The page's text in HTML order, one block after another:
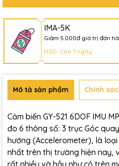
IMA-5K
Giảm 5.000đ giá trị đơn
HSD: Còn 7 ngày
Mô tả sản phẩm Chính
Cảm biến GY-521 6DOF IMU
đo 6 thông số: 3 trục Góc
hướng (Accelerometer), là
nhất trên thị trường hiện nay,
rất nhiều và hầu như có trên